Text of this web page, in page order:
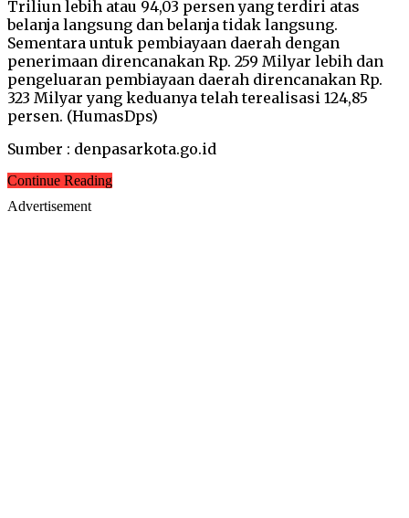
Triliun lebih atau 94,03 persen yang terdiri atas
belanja langsung dan belanja tidak langsung.
Sementara untuk pembiayaan daerah dengan
penerimaan direncanakan Rp. 259 Milyar lebih dan
pengeluaran pembiayaan daerah direncanakan Rp.
323 Milyar yang keduanya telah terealisasi 124,85
persen. (HumasDps)
Sumber : denpasarkota.go.id
Continue Reading
Advertisement